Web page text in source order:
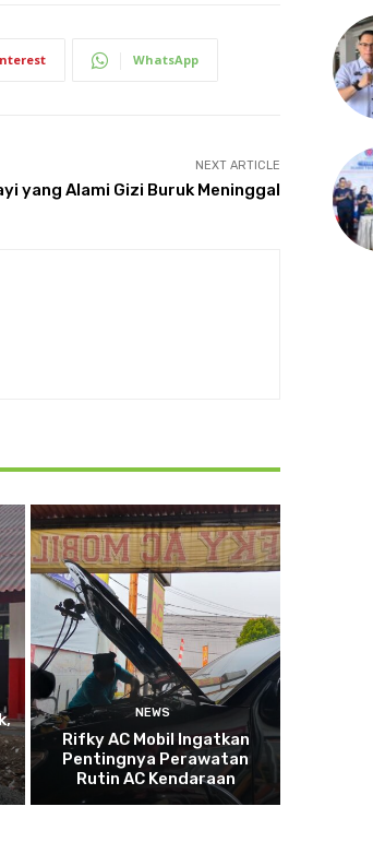
WhatsApp
NEXT ARTICLE
yang Alami Gizi Buruk Meninggal
NEWS
Rifky AC Mobil Ingatkan
Pentingnya Perawatan
Rutin AC Kendaraan